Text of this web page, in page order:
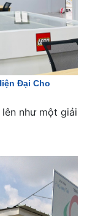
Đại Cho
như một giải